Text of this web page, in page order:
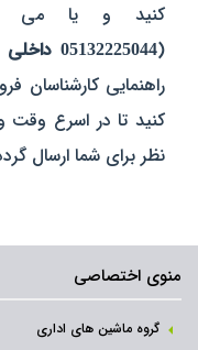
کنید و یا می
(05132225044 داخلی 117 یا 222
راهنمایی
کنید تا در اسرع وقت
نظر برای شما ارسال
منوی اختصاصی
گروه ماشین های اداری